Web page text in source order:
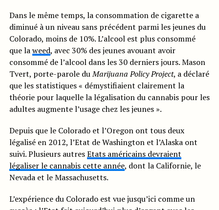
Dans le même temps, la consommation de cigarette a
diminué à un niveau sans précédent parmi les jeunes du
Colorado, moins de 10%. L’alcool est plus consommé
que laweed, avec 30% des jeunes avouant avoir
consommé de l’alcool dans les 30 derniers jours. Mason
Tvert, porte-parole duMarijuana Policy Project, a déclaré
que les statistiques « démystifiaient clairement la
théorie pour laquelle la légalisation du cannabis pour les
adultes augmente l’usage chez les jeunes ».
Depuis que le Colorado et l’Oregon ont tous deux
légalisé en 2012, l’Etat de Washington et l’Alaska ont
suivi. Plusieurs autresEtats américains devraient
légaliser le cannabis cette année, dont la Californie, le
Nevada et le Massachusetts.
L’expérience du Colorado est vue jusqu’ici comme un